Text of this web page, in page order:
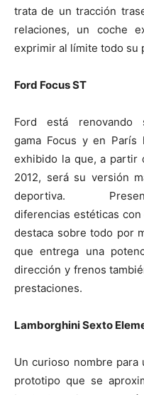
trata de un tracción
relaciones, un coche
exprimir al límite todo su
Ford Focus ST
Ford está renovando
gama Focus y en París
exhibido la que, a partir
2012, será su versión
deportiva.
diferencias estéticas
destaca sobre todo por
que entrega una
dirección y frenos
prestaciones.
Lamborghini Sexto
Un curioso nombre para
prototipo que se